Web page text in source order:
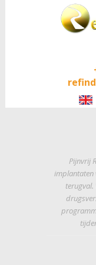
Pijnvrij
implantaten